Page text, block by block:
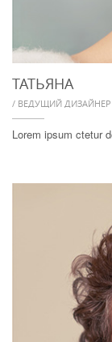
ТАТЬЯНА
/ ВЕДУЩИЙ ДИЗАЙНЕР
Lorem ipsum ctetur